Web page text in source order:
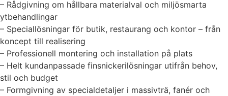
– Rådgivning om hållbara materialval och miljösmarta
ytbehandlingar
– Speciallösningar för butik, restaurang och kontor – från
koncept till realisering
– Professionell montering och installation på plats
– Helt kundanpassade finsnickerilösningar utifrån behov,
stil och budget
– Formgivning av specialdetaljer i massivträ, fanér och